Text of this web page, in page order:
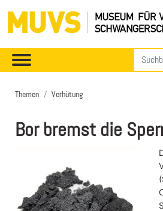
Themen Verhütung
Bor bremst die